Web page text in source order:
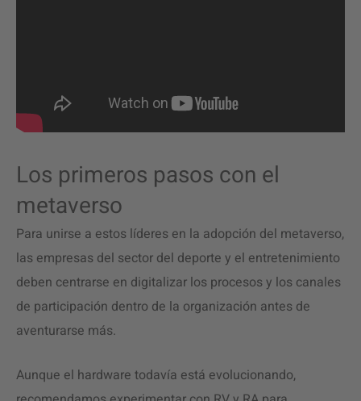
Los primeros pasos con el
metaverso
Para unirse a estos líderes en la adopción del metaverso,
las empresas del sector del deporte y el entretenimiento
deben centrarse en digitalizar los procesos y los canales
de participación dentro de la organización antes de
aventurarse más.
Aunque el hardware todavía está evolucionando,